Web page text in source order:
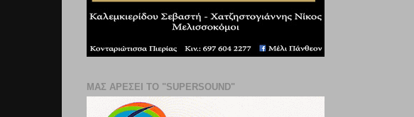
ΜΑΣ ΑΡΕΣΕΙ ΤΟ "SUPERSOUND"